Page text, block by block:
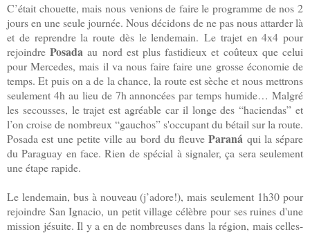
C’était chouette, mais nous venions de faire le programme de nos 2
jours en une seule journée. Nous décidons de ne pas nous attarder là
et de reprendre la route dès le lendemain. Le trajet en 4x4 pour
rejoindrePosada au nord est plus fastidieux et coûteux que celui
pour Mercedes, mais il va nous faire faire une grosse économie de
temps. Et puis on a de la chance, la route est sèche et nous mettrons
seulement 4h au lieu de 7h annoncées par temps humide… Malgré
les secousses, le trajet est agréable car il longe des “haciendas” et
l’on croise de nombreux “gauchos” s'occupant du bétail sur la route.
Posada est une petite ville au bord du fleuveParaná qui la sépare
du Paraguay en face. Rien de spécial à signaler, ça sera seulement
une étape rapide.
Le lendemain, bus à nouveau (j’adore!), mais seulement 1h30 pour
rejoindre San Ignacio, un petit village célèbre pour ses ruines d'une
mission jésuite. Il y a en de nombreuses dans la région, mais celles-